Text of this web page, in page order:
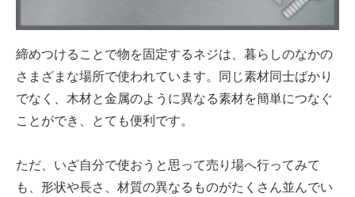
締めつけることで物を固定するネジは、暮らしのなかの
さまざまな場所で使われています。同じ素材同士ばかり
でなく、木材と金属のように異なる素材を簡単につなぐ
ことができ、とても便利です。
ただ、いざ自分で使おうと思って売り場へ行ってみて
も、形状や長さ、材質の異なるものがたくさん並んでい